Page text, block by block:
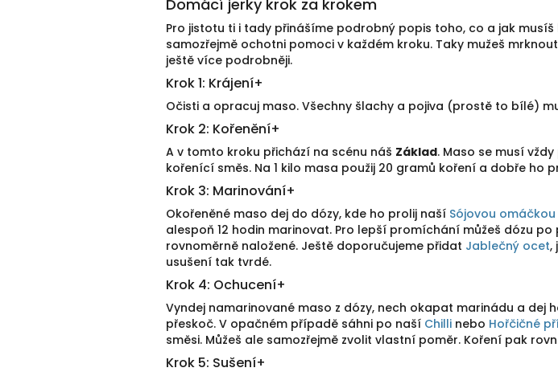
Domácí jerky krok za krokem
Pro jistotu ti i tady přinášíme podrobný popis toho, co a jak
samozřejmě ochotni pomoci v každém kroku. Taky mužeš
ještě více podrobněji.
Krok 1: Krájení+
Očisti a opracuj maso. Všechny šlachy a pojiva (prostě to bílé)
Krok 2: Kořenění+
A v tomto kroku přichází na scénu náš Základ. Maso se musí
kořenící směs. Na 1 kilo masa použij 20 gramů koření a dobře ho
Krok 3: Marinování+
Okořeněné maso dej do dózy, kde ho prolij naší Sójovou omáčkou
alespoň 12 hodin marinovat. Pro lepší promíchání můžeš dózu
rovnoměrně naložené. Ještě doporučujeme přidat Jablečný ocet,
usušení tak tvrdé.
Krok 4: Ochucení+
Vyndej namarinované maso z dózy, nech okapat marinádu a dej
přeskoč. V opačném případě sáhni po naší Chilli nebo Hořčičné
směsi. Můžeš ale samozřejmě zvolit vlastní poměr. Koření pak
Krok 5: Sušení+